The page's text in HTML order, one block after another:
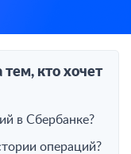
тем, кто хочет
в Сбербанке?
операций?